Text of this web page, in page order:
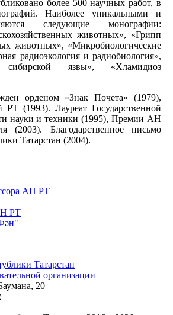
более 500 научных работ, в
Наиболее уникальными и
следующие монографии:
животных», «Грипп
животных», «Микробиологические
радиоэкология и радиобиология»,
сибирской язвы», «Хламидиоз
орденом «Знак Почета» (1979),
РТ (1993). Лауреат Государственной
науки и техники (1995), Премии АН
(2003). Благодарственное письмо
Татарстан (2004).
АН РТ
РТ
Татарстан
организации
20